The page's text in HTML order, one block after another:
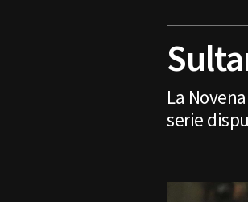
La
serie